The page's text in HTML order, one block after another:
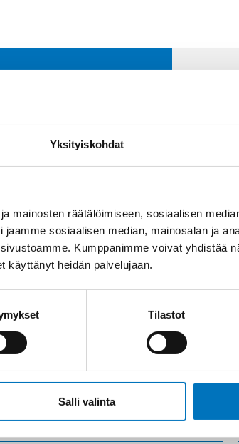
Yksityiskohdat
mainosten räätälöimiseen, sosiaalisen
sosiaalisen median, mainosalan ja
Kumppanimme voivat yhdistää
käyttänyt heidän palvelujaan.
Tilastot
Salli valinta
meidän
eri versiot
Ohjauskaapeli
H07BQ-F 4G6